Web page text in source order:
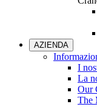
AZIENDA
I
La
Our
The